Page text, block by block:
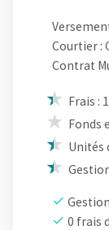
Courtier :
Contrat
Frais :
Fonds
Unités
0 frais